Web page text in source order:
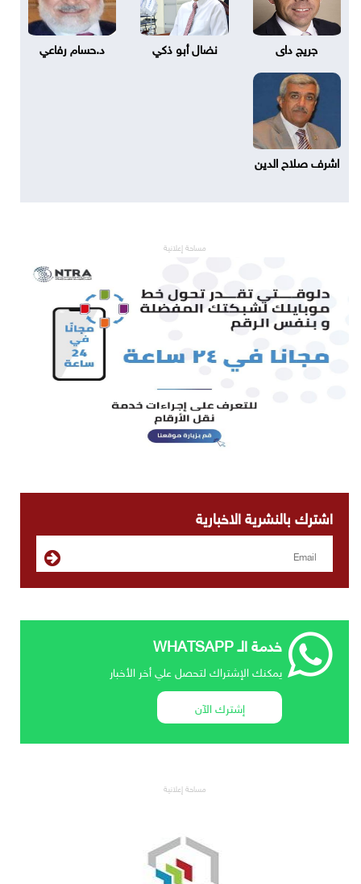
جريج داى نضال أبو ذكي د.حسام رفاعي
اشرف صلاح الدين
مساحة إعلانية
اشترك بالنشرية الاخبارية
خدمة الـ WHATSAPP
يمكنك الإشتراك لتحصل علي أخر الأخبار
إشترك الآن
مساحة إعلانية